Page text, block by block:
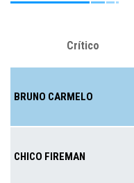
Crítico
BRUNO CARMELO
CHICO FIREMAN